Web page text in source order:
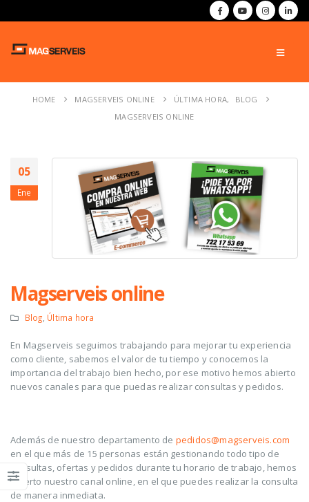
HOME MAGSERVEIS ONLINE ÚLTIMA HORA,
BLOG
MAGSERVEIS ONLINE
05
Ene
Magserveis online
Blog Última hora
En Magserveis seguimos trabajando para mejorar tu experiencia
como cliente, sabemos el valor de tu tiempo y conocemos la
importancia del trabajo bien hecho, por ese motivo hemos abierto
nuevos canales para que puedas realizar consultas y pedidos.
Además de nuestro departamento de pedidos@magserveis.com
en el que más de 15 personas están gestionando todo tipo de
consultas, ofertas y pedidos durante tu horario de trabajo, hemos
abierto nuestro canal online, en el que puedes realizar la consulta
de manera inmediata.